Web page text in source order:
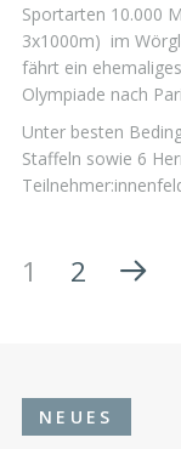
Sportarten 10.000
3x1000m) im
fährt ein
Olympiade nach
Unter besten
Staffeln sowie 6
1 2
NEUES